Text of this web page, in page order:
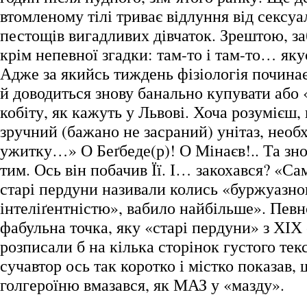
втомленому тілі триває відлуння від
пестощів вигадливих дівчаток. Зрештою,
крім непевної згадки: там-то і там-то…
Адже за якийсь тиждень фізіологія
й доводиться знову банально купувати або
кобіту, як кажуть у Львові. Хоча
зручний (бажано не засраний) унітаз,
ужитку…» О Беґбеде(р)! О Мінаєв!.. Та
тим. Ось він побачив Її. І… закохався?
старі пердуни називали колись
інтеліґентністю», вабило найбільше».
фабульна точка, яку «старі пердуни» з ХІХ
розписали б на кілька сторінок густого
сучавтор ось так коротко і містко
голгероїню вмазався, як МАЗ у «мазду».